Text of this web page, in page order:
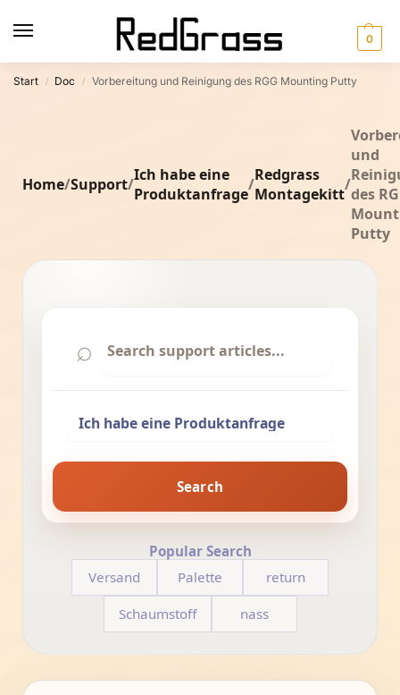
0
Start / Doc / Vorbereitung und Reinigung des RGG Mounting Putty
Home/Support/Ich habe eine
Produktanfrage/Redgrass
Montagekitt/
und
des
Putty
⌕
Search
Popular Search
Versand
Palette return
Schaumstoff nass